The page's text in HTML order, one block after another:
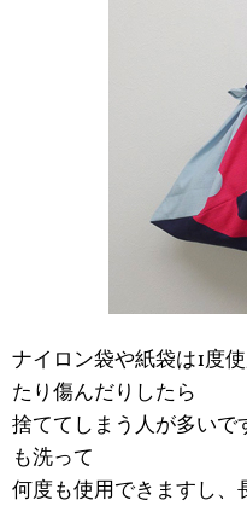
ナイロン袋や紙袋は1度
たり傷んだりしたら
捨ててしまう人が多いで
も洗って
何度も使用できますし、